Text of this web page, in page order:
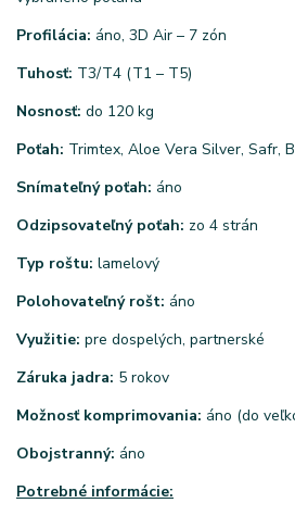
Profilácia: áno, 3D Air – 7 zón
Tuhosť: T3/T4 (T1 – T5)
Nosnosť: do 120 kg
Poťah: Trimtex, Aloe Vera Silver, Safr,
Snímateľný poťah: áno
Odzipsovateľný poťah: zo 4 strán
Typ roštu: lamelový
Polohovateľný rošt: áno
Využitie: pre dospelých, partnerské
Záruka jadra: 5 rokov
Možnosť komprimovania: áno (do
Obojstranný: áno
Potrebné informácie: